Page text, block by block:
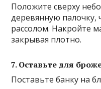
Положите сверху
деревянную палочку,
рассолом. Накройте
закрывая плотно.
7. Оставьте для
Поставьте банку на